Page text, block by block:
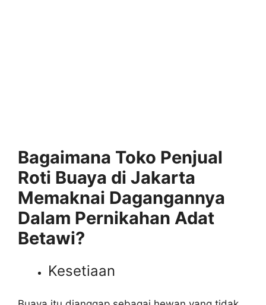
Bagaimana Toko Penjual
Roti Buaya di Jakarta
Memaknai Dagangannya
Dalam Pernikahan Adat
Betawi?
Kesetiaan